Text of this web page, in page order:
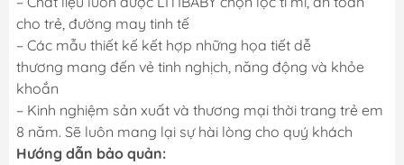
cho trẻ, đường may tinh tế
– Các mẫu thiết kế kết hợp những họa tiết dễ
thương mang đến vẻ tinh nghịch, năng động và khỏe
khoắn
– Kinh nghiệm sản xuất và thương mại thời trang trẻ em
8 năm. Sẽ luôn mang lại sự hài lòng cho quý khách
Hướng dẫn bảo quản: